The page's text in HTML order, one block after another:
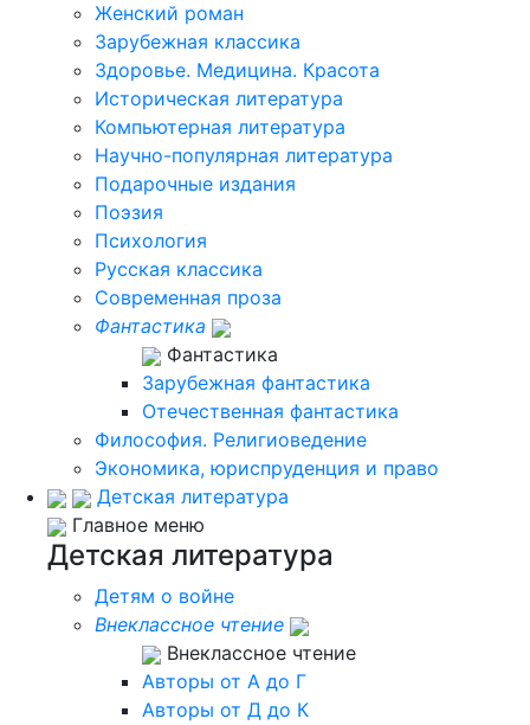
Женский роман
Зарубежная классика
Здоровье. Медицина. Красота
Историческая литература
Компьютерная литература
Научно-популярная литература
Подарочные издания
Поэзия
Психология
Русская классика
Современная проза
Фантастика
Фантастика
Зарубежная фантастика
Отечественная фантастика
Философия. Религиоведение
Экономика, юриспруденция и право
Детская литература
Главное меню
Детская литература
Детям о войне
Внеклассное чтение
Внеклассное чтение
Авторы от А до Г
Авторы от Д до К